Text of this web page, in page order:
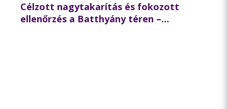
Célzott nagytakarítás és fokozott
ellenőrzés a Batthyány téren –